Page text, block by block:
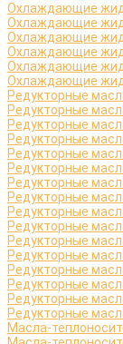
Охлаждающие
Охлаждающие
Охлаждающие
Охлаждающие
Охлаждающие
Охлаждающие
Редукторные
Редукторные
Редукторные
Редукторные
Редукторные
Редукторные
Редукторные
Редукторные
Редукторные
Редукторные
Редукторные
Редукторные
Редукторные
Редукторные
Редукторные
Редукторные
Масла-